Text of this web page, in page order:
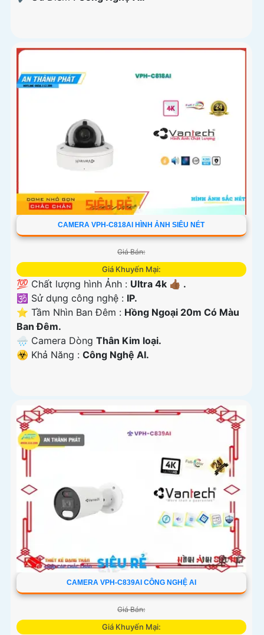
CAMERA VPH-C818AI HÌNH ẢNH SIÊU NÉT
Giá Bán:
Giá Khuyến Mại:
💯 Chất lượng hình Ảnh : Ultra 4k 👍🏾 .
🕉️ Sử dụng công nghệ : IP.
⭐ Tầm Nhìn Ban Đêm : Hồng Ngoại 20m Có Màu
Ban Ðêm.
🌧️ Camera Dòng Thân Kim loại.
️☣️ Khả Năng : Công Nghệ AI.
CAMERA VPH-C839AI CÔNG NGHỆ AI
Giá Bán:
Giá Khuyến Mại: